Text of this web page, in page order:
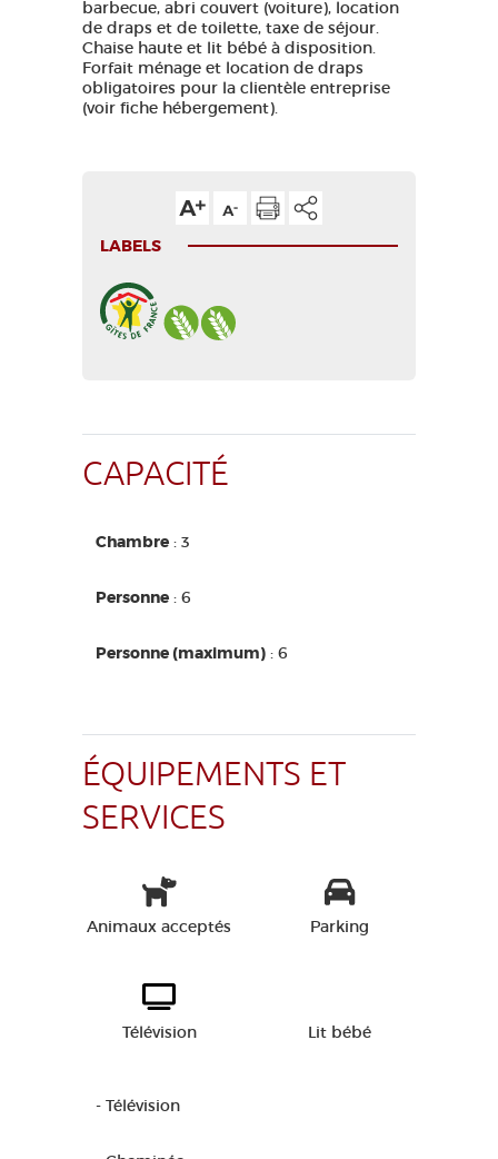
barbecue, abri couvert (voiture), location
de draps et de toilette, taxe de séjour.
Chaise haute et lit bébé à disposition.
Forfait ménage et location de draps
obligatoires pour la clientèle entreprise
(voir fiche hébergement).
LABELS
CAPACITÉ
Chambre : 3
Personne : 6
Personne (maximum) : 6
ÉQUIPEMENTS ET
SERVICES
Animaux acceptés Parking
Télévision Lit bébé
- Télévision